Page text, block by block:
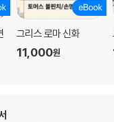
·그리스인의 귀환·아가멤
험·로토스 먹는 자들·키클로
립소
혼자들의 최후
그리스 로마 신화
11,000원